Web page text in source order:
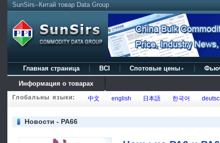
SunSirs--Китай товар Data Group
Главная страница BCI Спотовые цены ▼
Информация о товарах
Глобальны языки: 中文 english 日本語 한국어
Новости - PA66